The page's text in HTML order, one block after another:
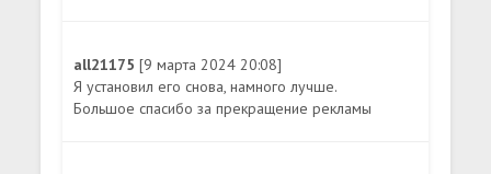
all21175[9 марта 2024 20:08]
Я установил его снова, намного лучше.
Большое спасибо за прекращение рекламы